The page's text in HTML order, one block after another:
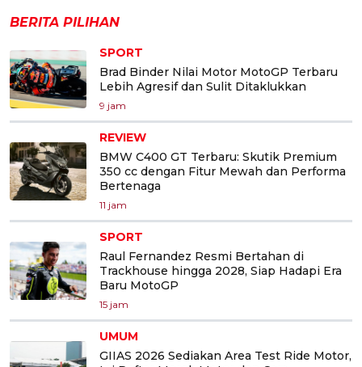
BERITA PILIHAN
SPORT
Brad Binder Nilai Motor MotoGP Terbaru
Lebih Agresif dan Sulit Ditaklukkan
9 jam
REVIEW
BMW C400 GT Terbaru: Skutik Premium
350 cc dengan Fitur Mewah dan Performa
Bertenaga
11 jam
SPORT
Raul Fernandez Resmi Bertahan di
Trackhouse hingga 2028, Siap Hadapi Era
Baru MotoGP
15 jam
UMUM
GIIAS 2026 Sediakan Area Test Ride Motor,